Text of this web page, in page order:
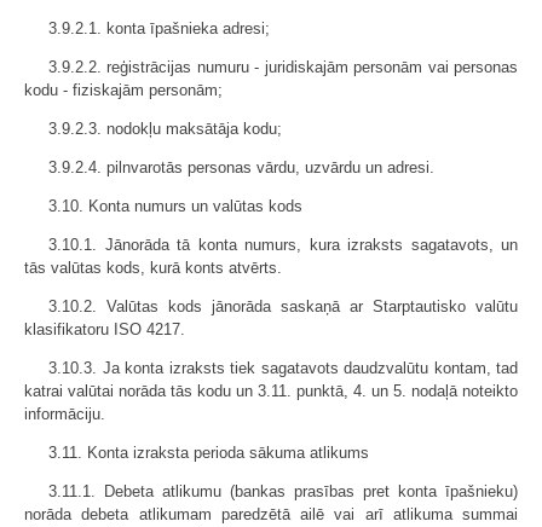
3.9.2.1. konta īpašnieka adresi;
3.9.2.2. reģistrācijas numuru - juridiskajām personām vai personas
kodu - fiziskajām personām;
3.9.2.3. nodokļu maksātāja kodu;
3.9.2.4. pilnvarotās personas vārdu, uzvārdu un adresi.
3.10. Konta numurs un valūtas kods
3.10.1. Jānorāda tā konta numurs, kura izraksts sagatavots, un
tās valūtas kods, kurā konts atvērts.
3.10.2. Valūtas kods jānorāda saskaņā ar Starptautisko valūtu
klasifikatoru ISO 4217.
3.10.3. Ja konta izraksts tiek sagatavots daudzvalūtu kontam, tad
katrai valūtai norāda tās kodu un 3.11. punktā, 4. un 5. nodaļā noteikto
informāciju.
3.11. Konta izraksta perioda sākuma atlikums
3.11.1. Debeta atlikumu (bankas prasības pret konta īpašnieku)
norāda debeta atlikumam paredzētā ailē vai arī atlikuma summai